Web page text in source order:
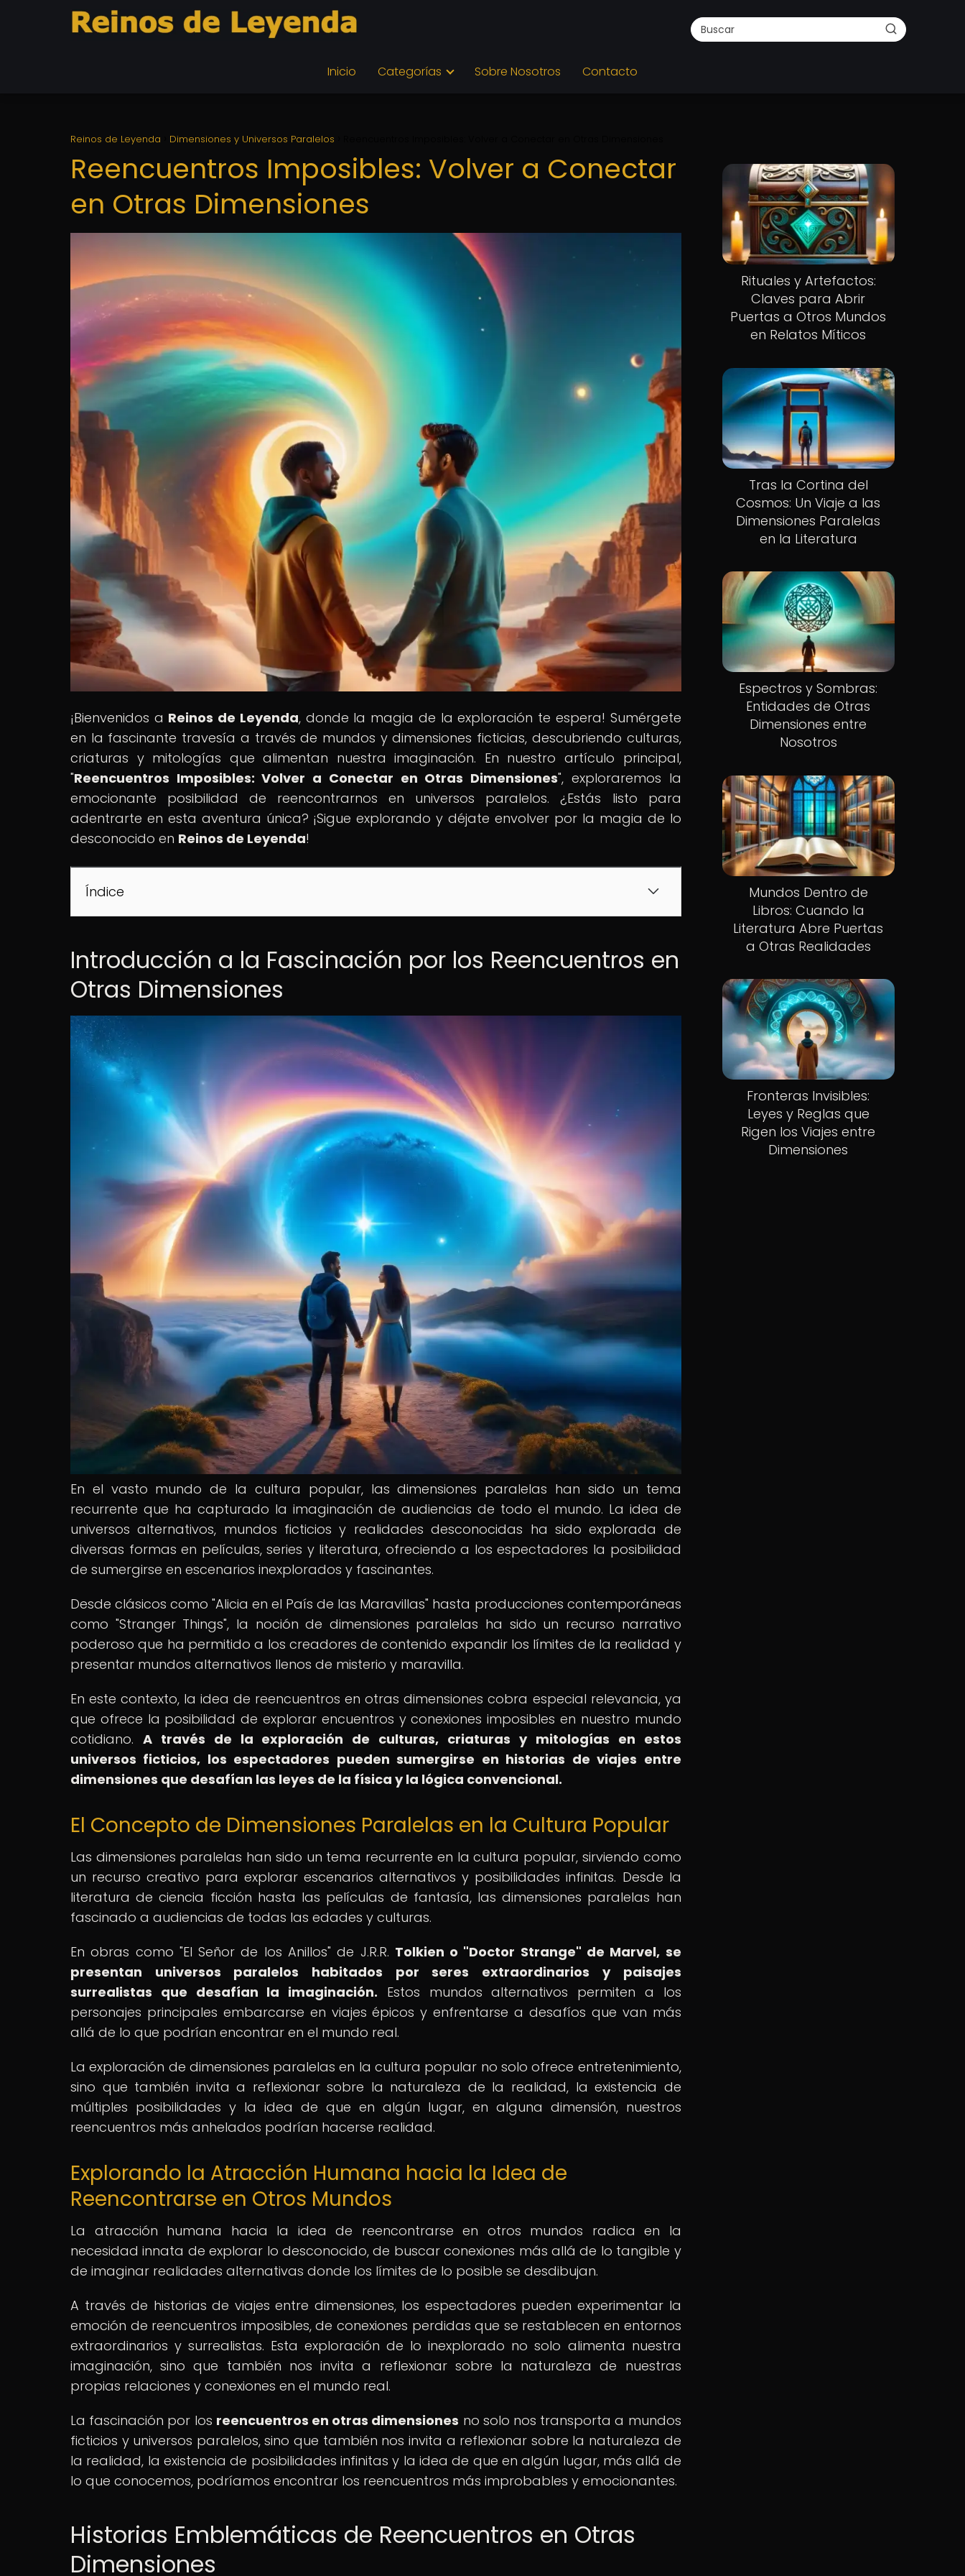
Inicio Categorías Sobre Nosotros Contacto
Reinos de Leyenda Dimensiones y Universos Paralelos
Reencuentros Imposibles: Volver a Conectar
en Otras Dimensiones
¡Bienvenidos a Reinos de Leyenda, donde la magia de la exploración te espera! Sumérgete
en la fascinante travesía a través de mundos y dimensiones ficticias, descubriendo culturas,
criaturas y mitologías que alimentan nuestra imaginación. En nuestro artículo principal,
"Reencuentros Imposibles: Volver a Conectar en Otras Dimensiones", exploraremos la
emocionante posibilidad de reencontrarnos en universos paralelos. ¿Estás listo para
adentrarte en esta aventura única? ¡Sigue explorando y déjate envolver por la magia de lo
desconocido en Reinos de Leyenda!
Índice
Introducción a la Fascinación por los Reencuentros en
Otras Dimensiones
En el vasto mundo de la cultura popular, las dimensiones paralelas han sido un tema
recurrente que ha capturado la imaginación de audiencias de todo el mundo. La idea de
universos alternativos, mundos ficticios y realidades desconocidas ha sido explorada de
diversas formas en películas, series y literatura, ofreciendo a los espectadores la posibilidad
de sumergirse en escenarios inexplorados y fascinantes.
Desde clásicos como "Alicia en el País de las Maravillas" hasta producciones contemporáneas
como "Stranger Things", la noción de dimensiones paralelas ha sido un recurso narrativo
poderoso que ha permitido a los creadores de contenido expandir los límites de la realidad y
presentar mundos alternativos llenos de misterio y maravilla.
En este contexto, la idea de reencuentros en otras dimensiones cobra especial relevancia, ya
que ofrece la posibilidad de explorar encuentros y conexiones imposibles en nuestro mundo
cotidiano. A través de la exploración de culturas, criaturas y mitologías en estos
universos ficticios, los espectadores pueden sumergirse en historias de viajes entre
dimensiones que desafían las leyes de la física y la lógica convencional.
El Concepto de Dimensiones Paralelas en la Cultura Popular
Las dimensiones paralelas han sido un tema recurrente en la cultura popular, sirviendo como
un recurso creativo para explorar escenarios alternativos y posibilidades infinitas. Desde la
literatura de ciencia ficción hasta las películas de fantasía, las dimensiones paralelas han
fascinado a audiencias de todas las edades y culturas.
En obras como "El Señor de los Anillos" de J.R.R. Tolkien o "Doctor Strange" de Marvel, se
presentan universos paralelos habitados por seres extraordinarios y paisajes
surrealistas que desafían la imaginación. Estos mundos alternativos permiten a los
personajes principales embarcarse en viajes épicos y enfrentarse a desafíos que van más
allá de lo que podrían encontrar en el mundo real.
La exploración de dimensiones paralelas en la cultura popular no solo ofrece entretenimiento,
sino que también invita a reflexionar sobre la naturaleza de la realidad, la existencia de
múltiples posibilidades y la idea de que en algún lugar, en alguna dimensión, nuestros
reencuentros más anhelados podrían hacerse realidad.
Explorando la Atracción Humana hacia la Idea de
Reencontrarse en Otros Mundos
La atracción humana hacia la idea de reencontrarse en otros mundos radica en la
necesidad innata de explorar lo desconocido, de buscar conexiones más allá de lo tangible y
de imaginar realidades alternativas donde los límites de lo posible se desdibujan.
A través de historias de viajes entre dimensiones, los espectadores pueden experimentar la
emoción de reencuentros imposibles, de conexiones perdidas que se restablecen en entornos
extraordinarios y surrealistas. Esta exploración de lo inexplorado no solo alimenta nuestra
imaginación, sino que también nos invita a reflexionar sobre la naturaleza de nuestras
propias relaciones y conexiones en el mundo real.
La fascinación por los reencuentros en otras dimensiones no solo nos transporta a mundos
ficticios y universos paralelos, sino que también nos invita a reflexionar sobre la naturaleza de
la realidad, la existencia de posibilidades infinitas y la idea de que en algún lugar, más allá de
lo que conocemos, podríamos encontrar los reencuentros más improbables y emocionantes.
Historias Emblemáticas de Reencuentros en Otras
Dimensiones
Rituales y Artefactos:
Claves para Abrir
Puertas a Otros Mundos
en Relatos Míticos
Tras la Cortina del
Cosmos: Un Viaje a las
Dimensiones Paralelas
en la Literatura
Espectros y Sombras:
Entidades de Otras
Dimensiones entre
Nosotros
Mundos Dentro de
Libros: Cuando la
Literatura Abre Puertas
a Otras Realidades
Fronteras Invisibles:
Leyes y Reglas que
Rigen los Viajes entre
Dimensiones